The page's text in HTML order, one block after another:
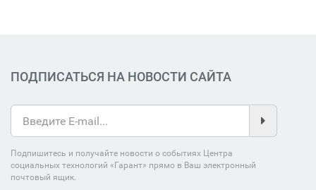
ПОДПИСАТЬСЯ НА НОВОСТИ САЙТА
Подпишитесь и получайте новости о событиях Центра
социальных технологий «Гарант» прямо в Ваш электронный
почтовый ящик.